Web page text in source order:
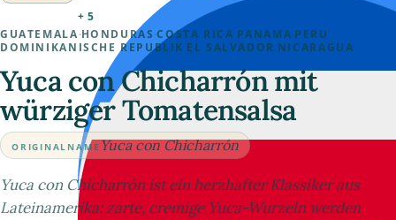
+5
GUATEMALA ·HONDURAS ·COSTA RICA PANAMA PERU
DOMINIKANISCHE REPUBLIK EL SALVADOR NICARAGUA
Yuca con Chicharrón mit
würziger Tomatensalsa
ORIGINALNAMEYuca con Chicharrón
Yuca con Chicharrón ist ein herzhafter Klassiker aus
Lateinamerika: zarte, cremige Yuca-Wurzeln werden